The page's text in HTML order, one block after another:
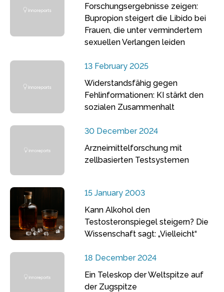
Forschungsergebnisse zeigen:
Bupropion steigert die Libido bei
Frauen, die unter vermindertem
sexuellen Verlangen leiden
13 February 2025
Widerstandsfähig gegen
Fehlinformationen: KI stärkt den
sozialen Zusammenhalt
30 December 2024
Arzneimittelforschung mit
zellbasierten Testsystemen
15 January 2003
Kann Alkohol den
Testosteronspiegel steigern? Die
Wissenschaft sagt: „Vielleicht“
18 December 2024
Ein Teleskop der Weltspitze auf
der Zugspitze